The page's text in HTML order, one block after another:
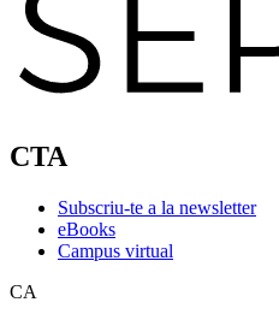
CTA
Subscriu-te a la newsletter
eBooks
Campus virtual
CA